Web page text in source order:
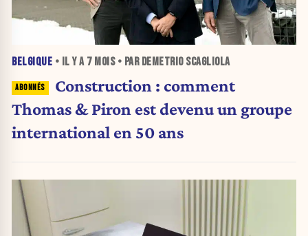
BELGIQUE • IL Y A 7 MOIS• PAR DEMETRIO SCAGLIOLA
Construction : comment
Thomas & Piron est devenu un groupe
international en 50 ans